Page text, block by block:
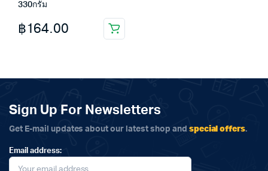
330กรัม
฿164.00
Sign Up For Newsletters
Get E-mail updates about our latest shop and special offers.
Email address: